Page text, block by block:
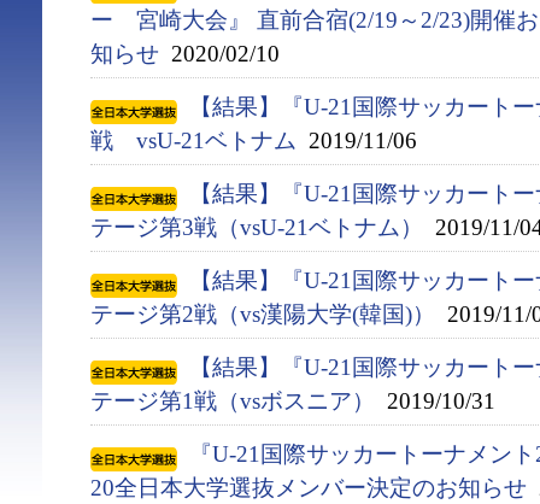
ー 宮崎大会』 直前合宿(2/19～2/23)開催
知らせ 2020/02/10
【結果】『U-21国際サッカート
戦 vsU-21ベトナム 2019/11/06
【結果】『U-21国際サッカート
テージ第3戦（vsU-21ベトナム）
2019/11/
【結果】『U-21国際サッカート
テージ第2戦（vs漢陽大学(韓国)）
2019/11/
【結果】『U-21国際サッカート
テージ第1戦（vsボスニア）
2019/10/31
『U-21国際サッカートーナメン
20全日本大学選抜メンバー決定のお知らせ